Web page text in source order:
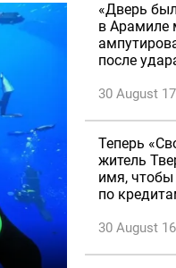
«Дверь
в Арамиле
после
30 August
Теперь
житель
имя, чтобы
по
30 August